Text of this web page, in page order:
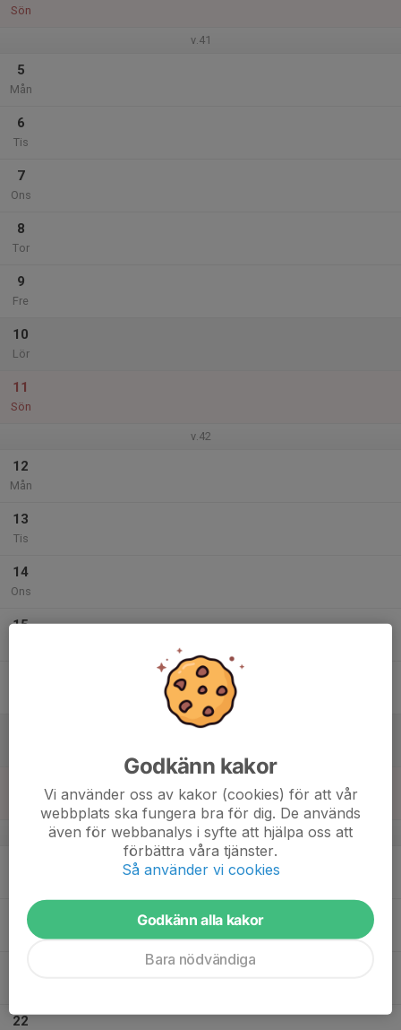
Sön
v.41
5
Mån
6
Tis
7
Ons
8
Tor
9
Fre
10
Lör
11
Sön
v.42
12
Mån
13
Tis
14
Ons
15
v.43
20
22
Godkänn kakor
Vi använder oss av kakor (cookies) för att vår
webbplats ska fungera bra för dig. De används
även för webbanalys i syfte att hjälpa oss att
förbättra våra tjänster.
Så använder vi cookies
Godkänn alla kakor
Bara nödvändiga